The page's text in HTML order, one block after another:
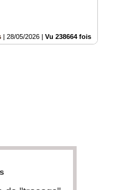
28/05/2026 Vu 238664 fois